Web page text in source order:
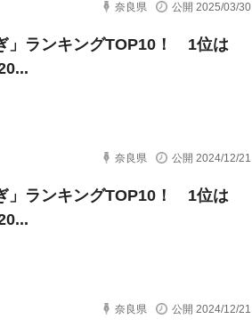
奈良県 公開 2025/03/30
」ランキングTOP10！ 1位は
奈良県 公開 2024/12/21
」ランキングTOP10！ 1位は
奈良県 公開 2024/12/21